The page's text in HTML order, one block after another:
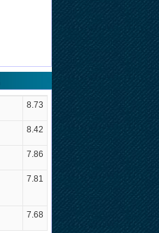
8.73
8.42
7.86
7.81
7.68